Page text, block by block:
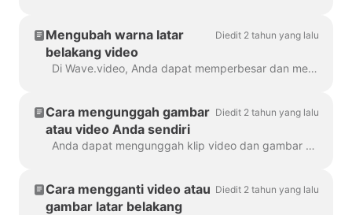
Mengubah warna latar
belakang video
Diedit 2 tahun yang lalu
Di Wave.video, Anda dapat memperbesar dan memperkecil klip video atau gambar. Setelah Anda memperkecil, pembuat video akan secara otomatis menambahkan latar belakang polos untuk mengisi ...
Cara mengunggah gambar
atau video Anda sendiri
Diedit 2 tahun yang lalu
Anda dapat mengunggah klip video dan gambar Anda sendiri ke Wave.video dan membuat video dengannya. Anda dapat mencampur dan mencocokkan file media Anda sendiri dengan file yang ...
Cara mengganti video atau
gambar latar belakang
Diedit 2 tahun yang lalu